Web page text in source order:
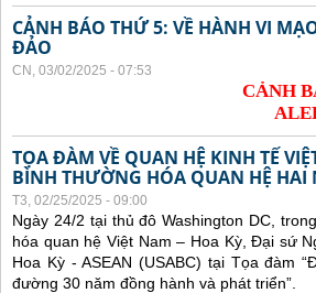
CẢNH BÁO THỨ 5: VỀ HÀNH VI
ĐẢO
CN, 03/02/2025 - 07:53
CẢNH
TỌA ĐÀM VỀ QUAN HỆ KINH TẾ
BÌNH THƯỜNG HÓA QUAN HỆ HAI
T3, 02/25/2025 - 09:00
Ngày 24/2 tại thủ đô Washington DC,
hóa quan hệ Việt Nam – Hoa Kỳ, Đại sứ
Hoa Kỳ - ASEAN (USABC) tại Tọa đàm
đường 30 năm đồng hành và phát triển”.